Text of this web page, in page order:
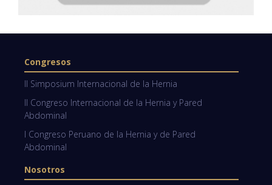
Congresos
II Simposium Internacional de la Hernia
II Congreso Internacional de la Hernia y Pared
Abdominal
I Congreso Peruano de la Hernia y de Pared
Abdominal
Nosotros